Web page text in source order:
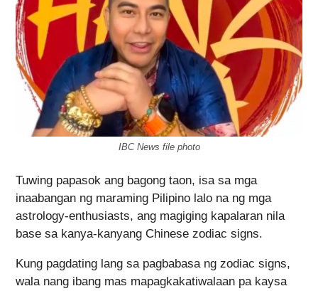
IBC News file photo
Tuwing papasok ang bagong taon, isa sa mga
inaabangan ng maraming Pilipino lalo na ng mga
astrology-enthusiasts, ang magiging kapalaran nila
base sa kanya-kanyang Chinese zodiac signs.
Kung pagdating lang sa pagbabasa ng zodiac signs,
wala nang ibang mas mapagkakatiwalaan pa kaysa